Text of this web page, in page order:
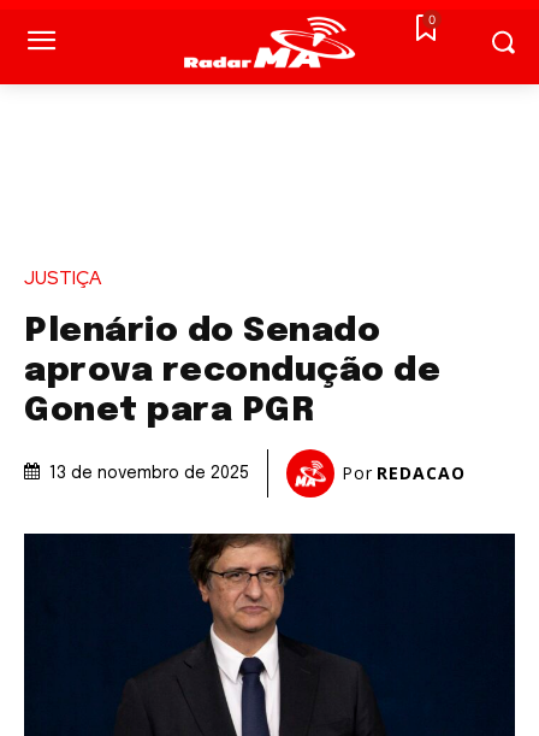
0
JUSTIÇA
Plenário do Senado
aprova recondução de
Gonet para PGR
13 de novembro de 2025 Por REDACAO